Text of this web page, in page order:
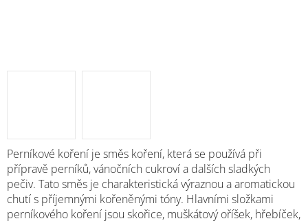
Perníkové koření je směs koření, která se používá při
přípravě perníků, vánočních cukroví a dalších sladkých
pečiv. Tato směs je charakteristická výraznou a aromatickou
chutí s příjemnými kořeněnými tóny. Hlavními složkami
perníkového koření jsou skořice, muškátový oříšek, hřebíček,